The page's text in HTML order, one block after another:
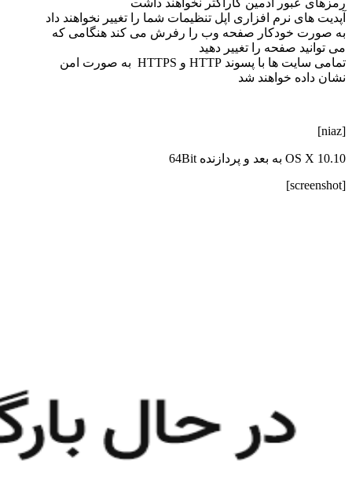
آپدیت های نرم افزاری اپل تنظیمات شما را تغییر نخواهند داد
به صورت خودکار صفحه وب را رفرش می کند هنگامی که
می توانید صفحه را تغییر دهید
تمامی سایت ها با پسوند HTTP و HTTPS به صورت امن
نشان داده خواهند شد
[niaz]
OS X 10.10 به بعد و پردازنده 64Bit
[screenshot]